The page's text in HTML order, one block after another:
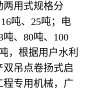
用式规格分
吨、25吨；电
、80吨、100
，根据用户水利
吊点卷扬式启
专用机械，广